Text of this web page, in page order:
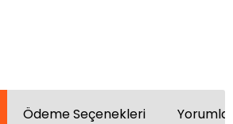
Ödeme Seçenekleri